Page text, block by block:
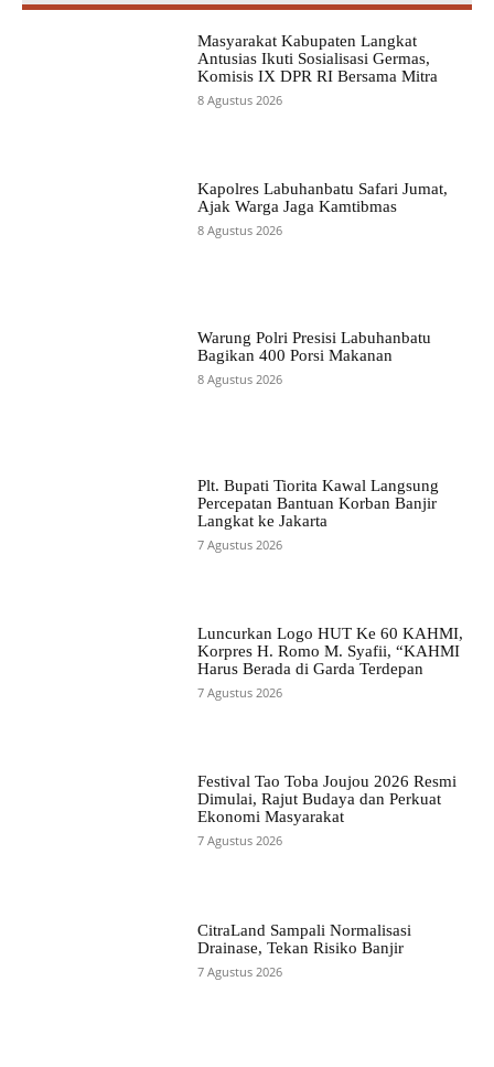
Masyarakat Kabupaten Langkat
Antusias Ikuti Sosialisasi Germas,
Komisis IX DPR RI Bersama Mitra
8 Agustus 2026
Kapolres Labuhanbatu Safari Jumat,
Ajak Warga Jaga Kamtibmas
8 Agustus 2026
Warung Polri Presisi Labuhanbatu
Bagikan 400 Porsi Makanan
8 Agustus 2026
Plt. Bupati Tiorita Kawal Langsung
Percepatan Bantuan Korban Banjir
Langkat ke Jakarta
7 Agustus 2026
Luncurkan Logo HUT Ke 60 KAHMI,
Korpres H. Romo M. Syafii, “KAHMI
Harus Berada di Garda Terdepan
7 Agustus 2026
Festival Tao Toba Joujou 2026 Resmi
Dimulai, Rajut Budaya dan Perkuat
Ekonomi Masyarakat
7 Agustus 2026
CitraLand Sampali Normalisasi
Drainase, Tekan Risiko Banjir
7 Agustus 2026